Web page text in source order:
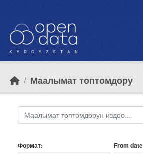
Маалымат топтомдору
Формат From date